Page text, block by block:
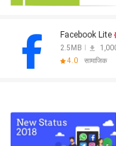
Facebook Lite
2.5MB
4.0
सामाजिक